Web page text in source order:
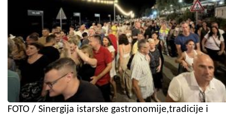
FOTO / Sinergija istarske gastronomije,tradicije i